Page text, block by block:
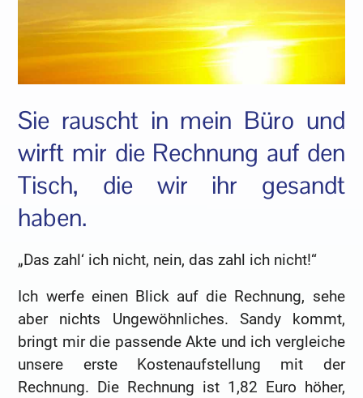
Sie rauscht in mein Büro und
wirft mir die Rechnung auf den
Tisch, die wir ihr gesandt
haben.
„Das zahl‘ ich nicht, nein, das zahl ich nicht!“
Ich werfe einen Blick auf die Rechnung, sehe
aber nichts Ungewöhnliches. Sandy kommt,
bringt mir die passende Akte und ich vergleiche
unsere erste Kostenaufstellung mit der
Rechnung. Die Rechnung ist 1,82 Euro höher,